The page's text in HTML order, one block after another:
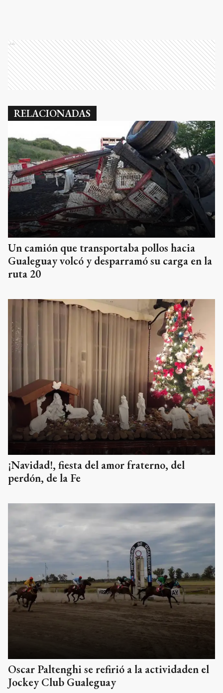
Ads
RELACIONADAS
Un camión que transportaba pollos hacia
Gualeguay volcó y desparramó su carga en la
ruta 20
¡Navidad!, fiesta del amor fraterno, del
perdón, de la Fe
Oscar Paltenghi se refirió a la actividaden el
Jockey Club Gualeguay